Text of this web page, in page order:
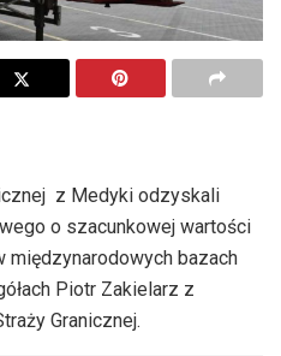
z Medyki odzyskali
o szacunkowej wartości
międzynarodowych bazach
Piotr Zakielarz z
Granicznej.